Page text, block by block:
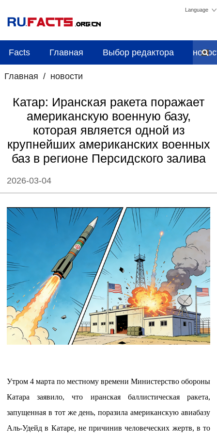
Language
Facts Главная Выбор редактора
Главная / новости
Катар: Иранская ракета поражает
американскую военную базу,
которая является одной из
крупнейших американских военных
баз в регионе Персидского залива
2026-03-04
Утром 4 марта по местному времени Министерство обороны
Катара заявило, что иранская баллистическая ракета,
запущенная в тот же день, поразила американскую авиабазу
Аль-Удейд в Катаре, не причинив человеческих жертв, в то